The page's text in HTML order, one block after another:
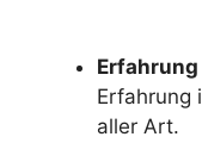
Erfahrung
aller Art.